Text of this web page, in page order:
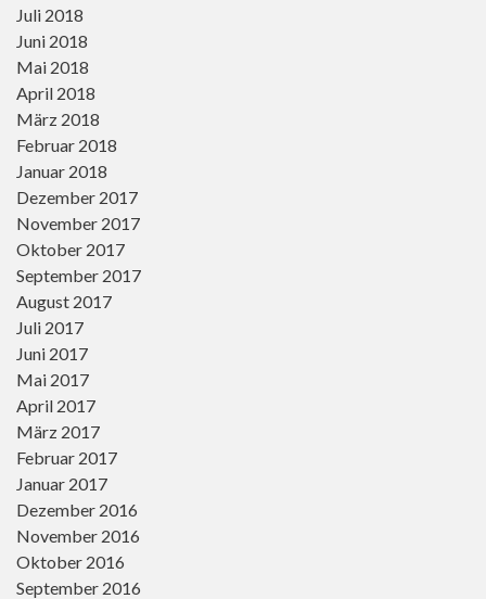
Juli 2018
Juni 2018
Mai 2018
April 2018
März 2018
Februar 2018
Januar 2018
Dezember 2017
November 2017
Oktober 2017
September 2017
August 2017
Juli 2017
Juni 2017
Mai 2017
April 2017
März 2017
Februar 2017
Januar 2017
Dezember 2016
November 2016
Oktober 2016
September 2016